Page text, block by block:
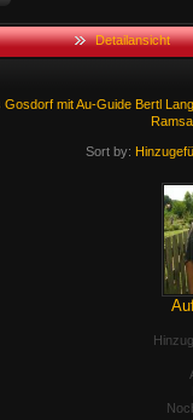
Detailansicht
Gosdorf mitAu-Guide Bertl
Sort by: